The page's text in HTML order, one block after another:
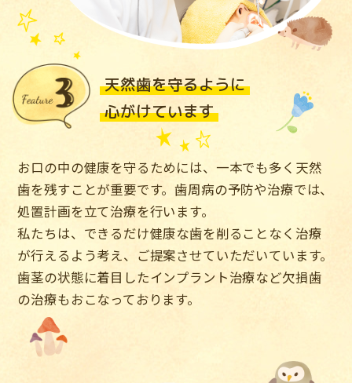
天然歯を守るように
心がけています
お口の中の健康を守るためには、一本でも多く天然
歯を残すことが重要です。歯周病の予防や治療では、
処置計画を立て治療を行います。
私たちは、できるだけ健康な歯を削ることなく治療
が行えるよう考え、ご提案させていただいています。
歯茎の状態に着目したインプラント治療など欠損歯
の治療もおこなっております。